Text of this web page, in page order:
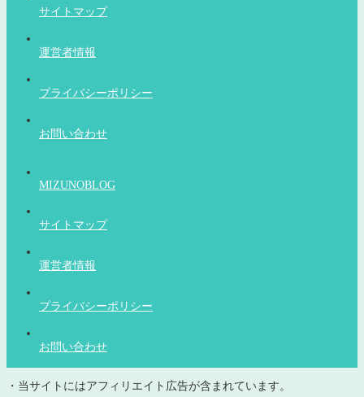
サイトマップ
運営者情報
プライバシーポリシー
お問い合わせ
MIZUNOBLOG
サイトマップ
運営者情報
プライバシーポリシー
お問い合わせ
・当サイトにはアフィリエイト広告が含まれています。